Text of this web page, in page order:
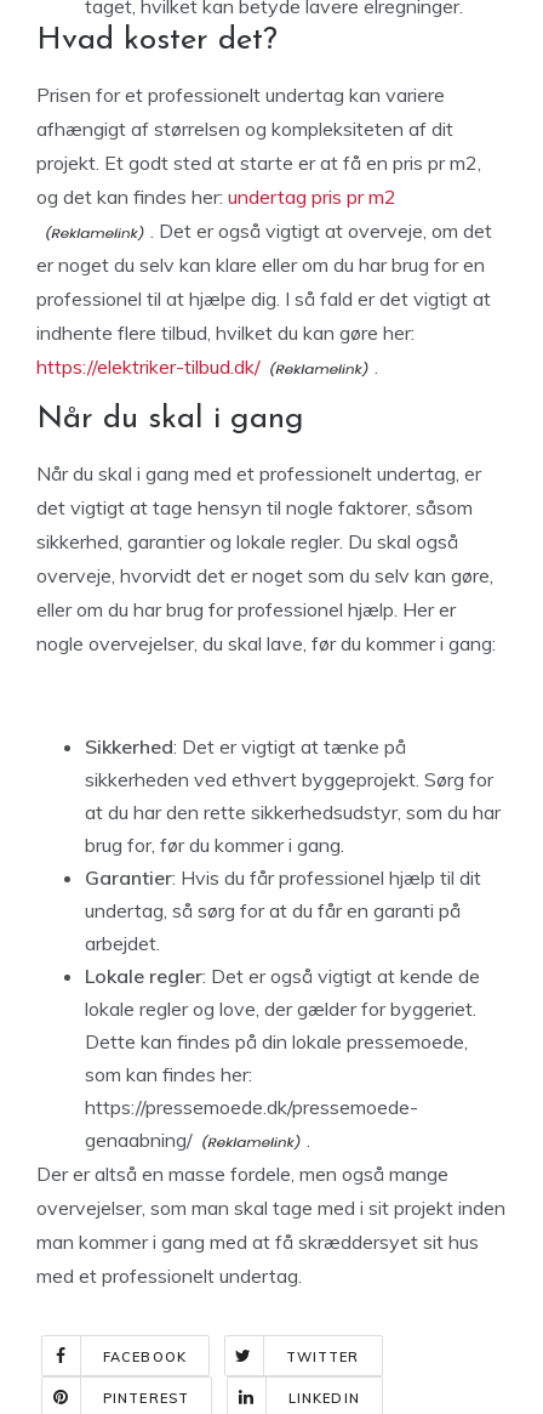
taget, hvilket kan betyde lavere elregninger.
Hvad koster det?
Prisen for et professionelt undertag kan variere
afhængigt af størrelsen og kompleksiteten af ​​dit
projekt. Et godt sted at starte er at få en pris pr m2,
og det kan findes her: undertag pris pr m2
. Det er også vigtigt at overveje, om det
er noget du selv kan klare eller om du har brug for en
professionel til at hjælpe dig. I så fald er det vigtigt at
indhente flere tilbud, hvilket du kan gøre her:
https://elektriker-tilbud.dk/
.
Når du skal i gang
Når du skal i gang med et professionelt undertag, er
det vigtigt at tage hensyn til nogle faktorer, såsom
sikkerhed, garantier og lokale regler. Du skal også
overveje, hvorvidt det er noget som du selv kan gøre,
eller om du har brug for professionel hjælp. Her er
nogle overvejelser, du skal lave, før du kommer i gang:
Sikkerhed: Det er vigtigt at tænke på
sikkerheden ved ethvert byggeprojekt. Sørg for
at du har den rette sikkerhedsudstyr, som du har
brug for, før du kommer i gang.
Garantier: Hvis du får professionel hjælp til dit
undertag, så sørg for at du får en garanti på
arbejdet.
Lokale regler: Det er også vigtigt at kende de
lokale regler og love, der gælder for byggeriet.
Dette kan findes på din lokale pressemoede,
som kan findes her:
https://pressemoede.dk/pressemoede-
genaabning/
.
Der er altså en masse fordele, men også mange
overvejelser, som man skal tage med i sit projekt inden
man kommer i gang med at få skræddersyet sit hus
med et professionelt undertag.
FACEBOOK TWITTER
PINTEREST LINKEDIN